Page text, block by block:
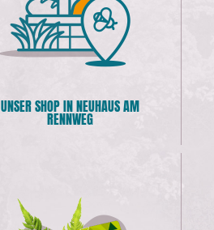
UNSER SHOP IN NEUHAUS AM
RENNWEG